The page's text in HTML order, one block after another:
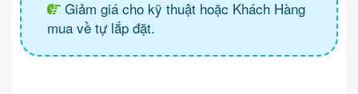
Giảm giá cho kỹ thuật hoặc Khách Hàng
mua về tự lắp đặt.